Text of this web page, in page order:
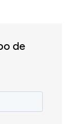
de